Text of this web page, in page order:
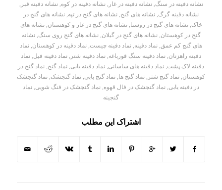
نشانه دفینه در سنگ,نشانه دفینه در غار ,نشانه دفینه در کوه,نشانه دفینه قبر ,
نشانه دفینه گرگ, نشانه های گنج, نشانه های گنج در تپه, نشانه های گنج در
خاک,نشانه های گنج در روستا,نشانه های گنج در غار و کوهستان,نشانه های
گنج در کوهستان,نشانه های گنج در گیلان,نشانه های گنج روی سنگ,نشانه
های گنج کم عمق, نماد دفینه, نماد دفینه چیست, نماد دفینه در کوهستان, نماد
دفینه راهزنان, نماد دفینه سنگ قورباغه, نماد دفینه شتر , نماد دفینه فیل, نماد
دفینه لاک پشت, نماد دفینه های ساسانی, نماد دفینه یابی, نماد گنج, نماد گنج در
کوهستان, نماد گنج شتر , نماد گنج ها, نماد گنج یابی, نماد گنجشک, نماد گنجشک
در دفینه یابی, نماد گنجشک در فال قهوه, نماد گنجشک در فنگ شویی, نماد
گنجینه
اشتراک این مطلب